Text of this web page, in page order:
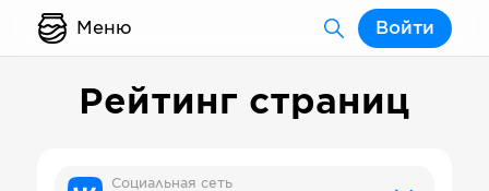
Меню Войти
Рейтинг страниц
Социальная сеть